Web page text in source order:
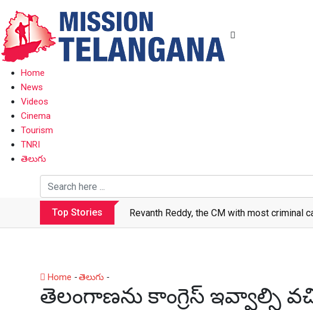
Home
News
Videos
Cinema
Tourism
TNRI
తెలుగు
Top Stories Revanth Reddy, the CM with most criminal
Home -తెలుగు -
తెలంగాణను కాంగ్రెస్ ఇవ్వాల్సి